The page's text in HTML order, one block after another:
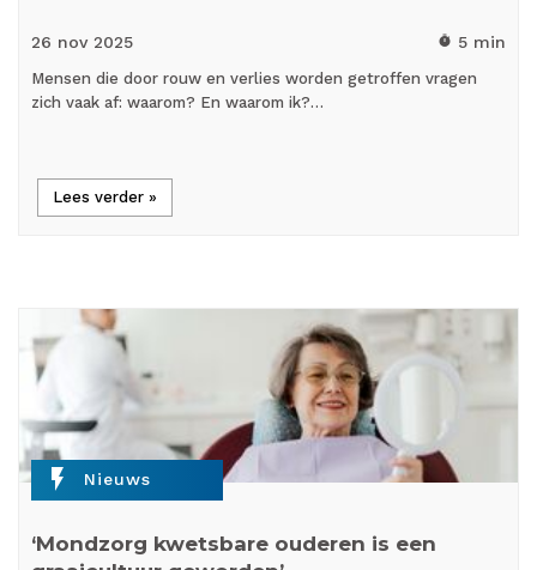
26 nov 2025 timer 5 min
Mensen die door rouw en verlies worden getroffen vragen
zich vaak af: waarom? En waarom ik?…
Lees verder »
flash_on Nieuws
‘Mondzorg kwetsbare ouderen is een